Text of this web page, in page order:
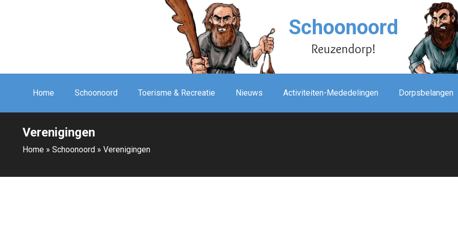
Schoonoord
Reuzendorp!
Home Schoonoord Toerisme & Recreatie Nieuws Activiteiten-Mededelingen Dorpsbelangen
Verenigingen
Home » Schoonoord » Verenigingen